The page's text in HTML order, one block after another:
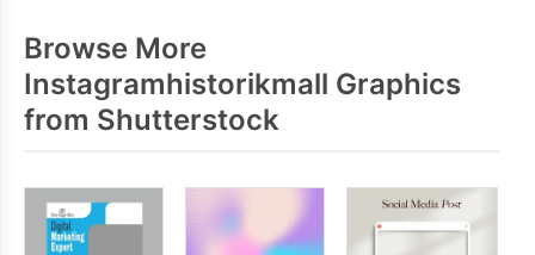
Browse More
Instagramhistorikmall Graphics
from Shutterstock